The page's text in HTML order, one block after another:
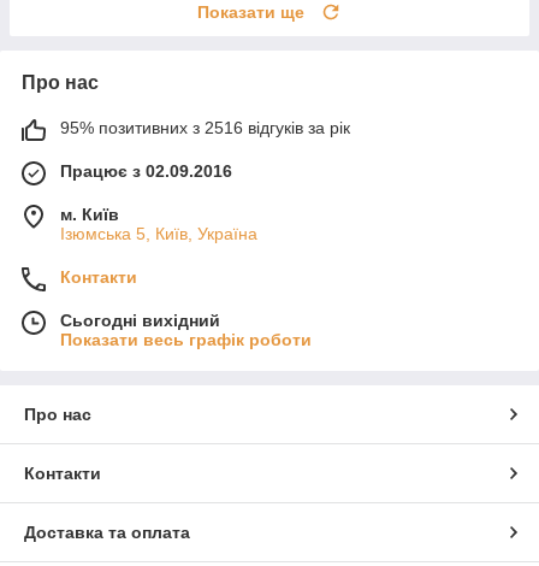
Показати ще
Про нас
95% позитивних з 2516 відгуків за рік
Працює з 02.09.2016
м. Київ
Ізюмська 5, Київ, Україна
Контакти
Сьогодні вихідний
Показати весь графік роботи
Про нас
Контакти
Доставка та оплата